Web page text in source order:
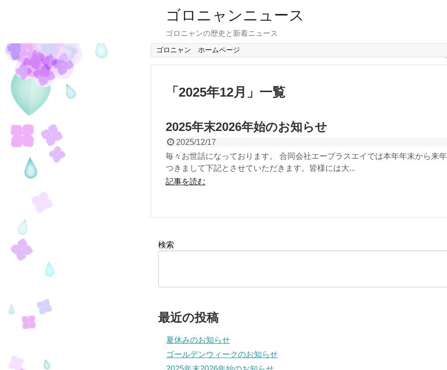
ゴロニャンニュース
ゴロニャンの歴史と新着ニュース
ゴロニャン ホームページ
「 2025年12月 」 一覧
2025年末2026年始のお知らせ
2025/12/17
毎々お世話になっております。 合同会社エープラスエイでは本年年末から来
つきまして下記とさせていただきます。皆様には大...
記事を読む
検索
最近の投稿
夏休みのお知らせ
ゴールデンウィークのお知らせ